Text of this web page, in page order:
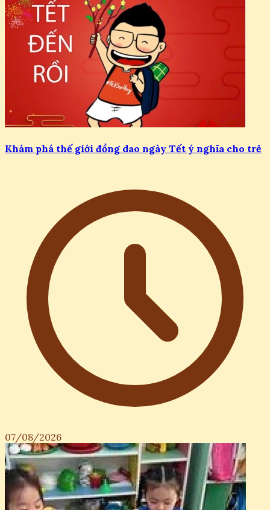
Khám phá thế giới đồng dao ngày Tết ý nghĩa cho trẻ
07/08/2026